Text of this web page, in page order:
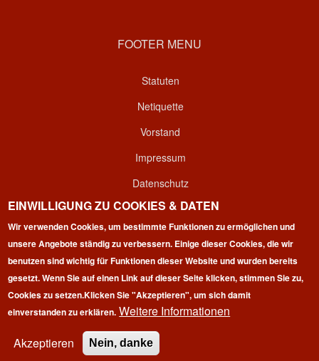
FOOTER MENU
Statuten
Netiquette
Vorstand
Impressum
Datenschutz
Kontakt
Login
rights reserved.
EINWILLIGUNG ZU COOKIES & DATEN
Wir verwenden Cookies, um bestimmte Funktionen zu ermöglichen und
unsere Angebote ständig zu verbessern. Einige dieser Cookies, die wir
benutzen sind wichtig für Funktionen dieser Website und wurden bereits
gesetzt. Wenn Sie auf einen Link auf dieser Seite klicken, stimmen Sie zu,
Cookies zu setzen.Klicken Sie "Akzeptieren", um sich damit
einverstanden zu erklären. Weitere Informationen
Akzeptieren
Nein, danke